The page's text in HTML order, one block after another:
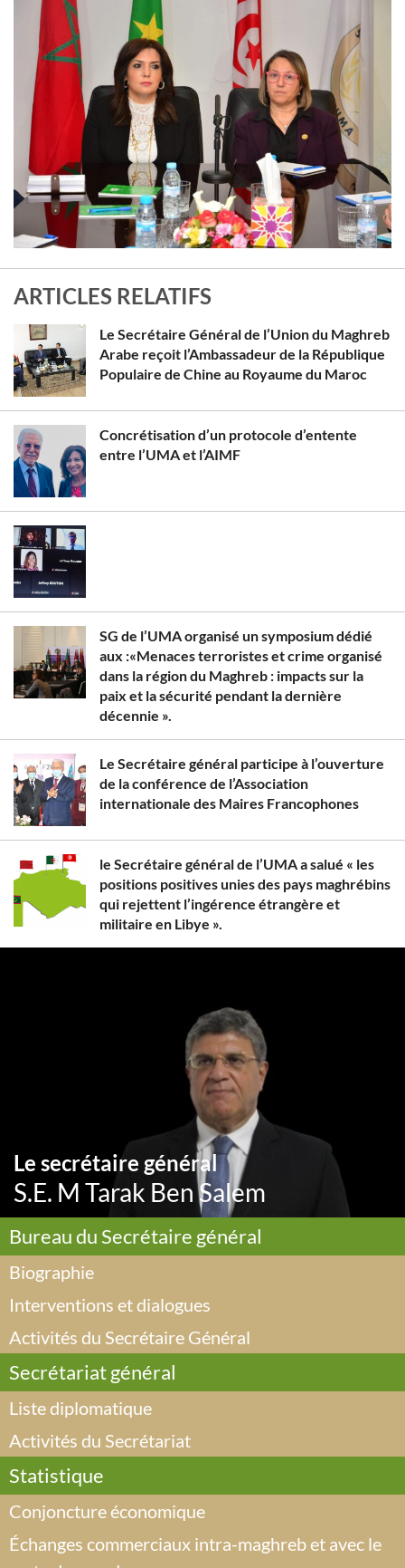
ARTICLES RELATIFS
Le Secrétaire Général de l’Union du Maghreb
Arabe reçoit l’Ambassadeur de la République
Populaire de Chine au Royaume du Maroc
Concrétisation d’un protocole d’entente
entre l’UMA et l’AIMF
SG de l’UMA organisé un symposium dédié
aux :«Menaces terroristes et crime organisé
dans la région du Maghreb : impacts sur la
paix et la sécurité pendant la dernière
décennie ».
Le Secrétaire général participe à l’ouverture
de la conférence de l’Association
internationale des Maires Francophones
le Secrétaire général de l’UMA a salué « les
positions positives unies des pays maghrébins
qui rejettent l’ingérence étrangère et
militaire en Libye ».
Le secrétaire général
S.E. M Tarak Ben Salem
Bureau du Secrétaire général
Biographie
Interventions et dialogues
Activités du Secrétaire Général
Secrétariat général
Liste diplomatique
Activités du Secrétariat
Statistique
Conjoncture économique
Échanges commerciaux intra-maghreb et avec le